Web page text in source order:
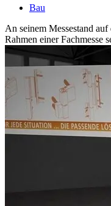
Bau
An seinem Messestand
Rahmen einer Fachmesse